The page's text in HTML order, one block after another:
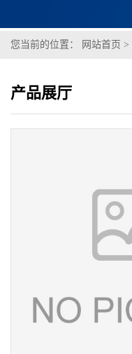
您当前的位置： 网站首页 >
产品展厅